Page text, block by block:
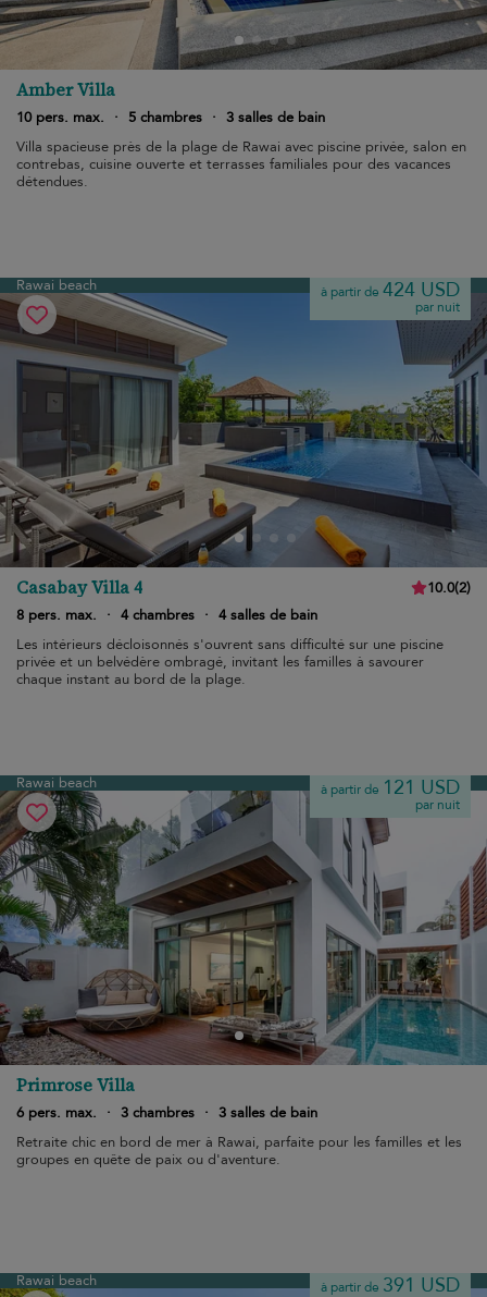
Amber Villa
10 pers. max. · 5 chambres · 3 salles de bain
Villa spacieuse près de la plage de Rawai avec piscine privée, salon en
contrebas, cuisine ouverte et terrasses familiales pour des vacances
détendues.
Rawai beach à partir de 424 USD
par nuit
Casabay Villa 4 10.0(2)
8 pers. max.
· 4 chambres · 4 salles de bain
Les intérieurs décloisonnés s'ouvrent sans difficulté sur une piscine
privée et un belvédère ombragé, invitant les familles à savourer
chaque instant au bord de la plage.
Rawai beach à partir de 121 USD
par nuit
Primrose Villa
6 pers. max. · 3 chambres · 3 salles de bain
Retraite chic en bord de mer à Rawai, parfaite pour les familles et les
groupes en quête de paix ou d'aventure.
Rawai beach à partir de 391 USD